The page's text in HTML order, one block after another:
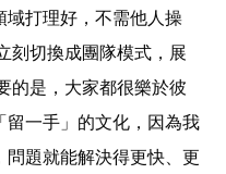
域打理好，不需他人操
刻切換成團隊模式，展
的是，大家都很樂於彼
一手」的文化，因為我
題就能解決得更快、更